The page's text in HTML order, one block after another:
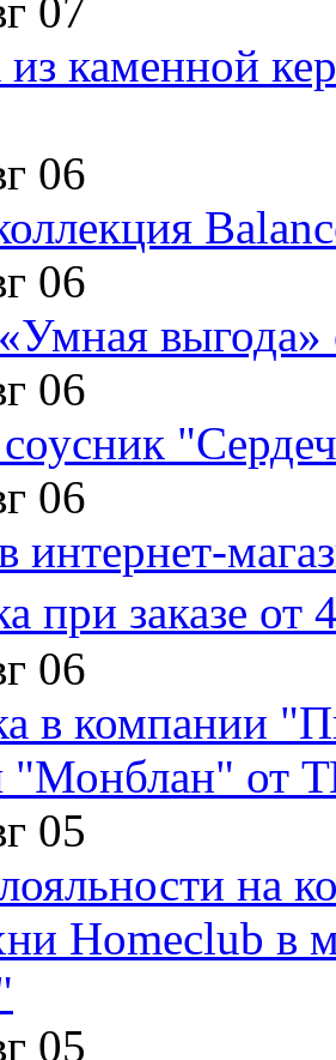
07
каменной
06
06
выгода»
06
06
интернет-
при заказе от
06
в компании
"Монблан" от
05
на
Homeclub в
05